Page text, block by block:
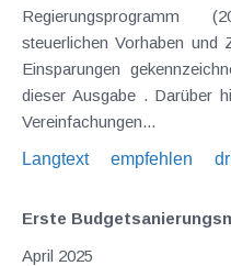
Regierungsprogramm
steuerlichen Vorhaben und
Einsparungen gekennzeichnet - siehe dazu den
dieser Ausgabe . Darüber
Vereinfachungen...
Langtext
empfehlen
Erste
April 2025